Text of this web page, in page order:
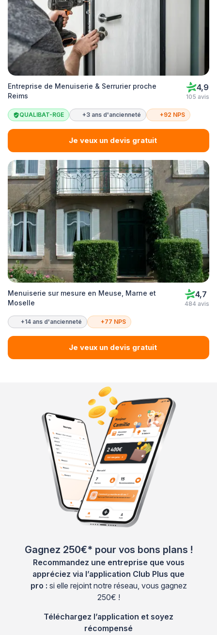
Entreprise de Menuiserie & Serrurier proche
Reims
4,9
105 avis
QUALIBAT-RGE +3 ans d'ancienneté +92 NPS
Je veux un devis gratuit
Menuiserie sur mesure en Meuse, Marne et
Moselle
4,7
484 avis
+14 ans d'ancienneté +77 NPS
Je veux un devis gratuit
Gagnez 250€* pour vos bons plans !
Recommandez une entreprise que vous
appréciez via l’application Club Plus que
pro : si elle rejoint notre réseau, vous gagnez
250€ !
Téléchargez l’application et soyez
récompensé